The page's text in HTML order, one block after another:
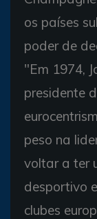
os países
poder de
"Em 1974,
presidente
peso na
voltar a ter
desportivo
clubes